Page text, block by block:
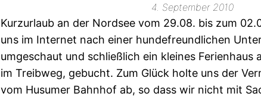
4. September 2010
Kurzurlaub an der Nordsee vom 29.08. bis zum
uns im Internet nach einer hundefreundlichen
umgeschaut und schließlich ein kleines Ferienhaus
im Treibweg, gebucht. Zum Glück holte uns der
vom Husumer Bahnhof ab, so dass wir nicht mit